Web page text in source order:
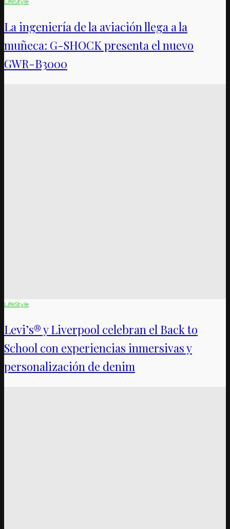
La ingeniería de la aviación llega a la
muñeca: G-SHOCK presenta el nuevo
GWR-B3000
LifeStyle
Levi’s® y Liverpool celebran el Back to
School con experiencias inmersivas y
personalización de denim